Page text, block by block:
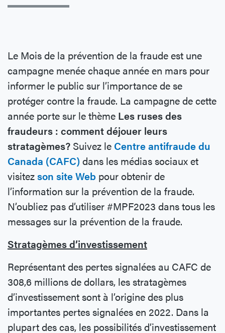
Le Mois de la prévention de la fraude est une
campagne menée chaque année en mars pour
informer le public sur l’importance de se
protéger contre la fraude. La campagne de cette
année porte sur le thème Les ruses des
fraudeurs : comment déjouer leurs
stratagèmes? Suivez le Centre antifraude du
Canada (CAFC) dans les médias sociaux et
visitezson site Web pour obtenir de
l’information sur la prévention de la fraude.
N’oubliez pas d’utiliser #MPF2023 dans tous les
messages sur la prévention de la fraude.
Stratagèmes d’investissement
Représentant des pertes signalées au CAFC de
308,6 millions de dollars, les stratagèmes
d’investissement sont à l’origine des plus
importantes pertes signalées en 2022. Dans la
plupart des cas, les possibilités d’investissement